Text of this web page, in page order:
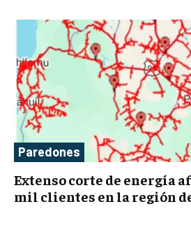
Paredones
Extenso corte de energía
mil clientes en la región